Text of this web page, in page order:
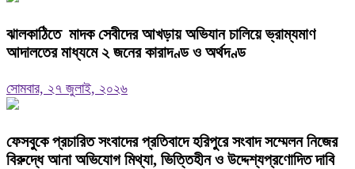
ঝালকাঠিতে মাদক সেবীদের আখড়ায় অভিযান চালিয়ে ভ্রাম্যমাণ
আদালতের মাধ্যমে ২ জনের কারাদণ্ড ও অর্থদণ্ড
সোমবার, ২৭ জুলাই, ২০২৬
ফেসবুকে প্রচারিত সংবাদের প্রতিবাদে হরিপুরে সংবাদ সম্মেলন নিজের
বিরুদ্ধে আনা অভিযোগ মিথ্যা, ভিত্তিহীন ও উদ্দেশ্যপ্রণোদিত দাবি